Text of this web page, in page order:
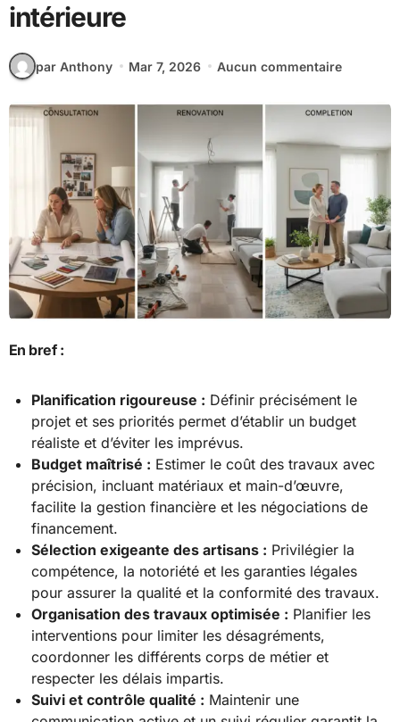
intérieure
par Anthony Mar 7, 2026 Aucun commentaire
En bref :
Planification rigoureuse : Définir précisément le
projet et ses priorités permet d’établir un budget
réaliste et d’éviter les imprévus.
Budget maîtrisé : Estimer le coût des travaux avec
précision, incluant matériaux et main-d’œuvre,
facilite la gestion financière et les négociations de
financement.
Sélection exigeante des artisans : Privilégier la
compétence, la notoriété et les garanties légales
pour assurer la qualité et la conformité des travaux.
Organisation des travaux optimisée : Planifier les
interventions pour limiter les désagréments,
coordonner les différents corps de métier et
respecter les délais impartis.
Suivi et contrôle qualité : Maintenir une